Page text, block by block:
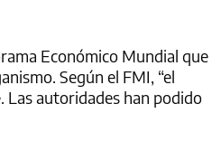
Económico Mundial que
Según el FMI, “el
Las autoridades han podido